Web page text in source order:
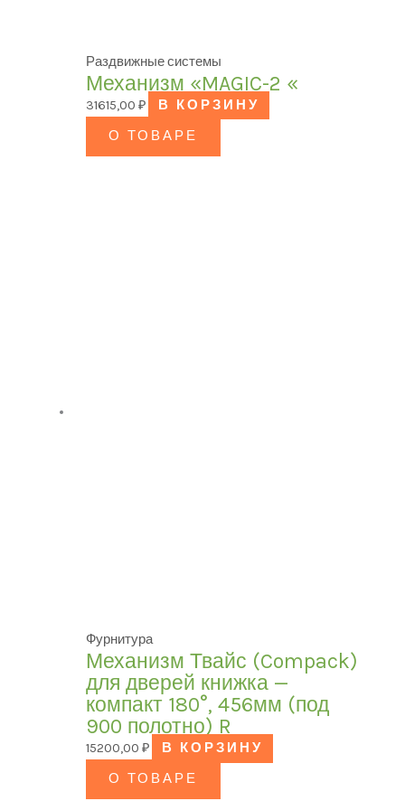
Раздвижные системы
Механизм «MAGIC-2 «
31615,00₽
В КОРЗИНУ
О ТОВАРЕ
Фурнитура
Механизм Твайс (Compack)
для дверей книжка —
компакт 180°, 456мм (под
900 полотно) R
15200,00₽
В КОРЗИНУ
О ТОВАРЕ